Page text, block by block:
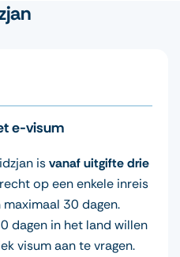
e-visum
isvanaf uitgifte drie
op een enkele inreis
30 dagen.
dagen in het land willen
visum aan te vragen.